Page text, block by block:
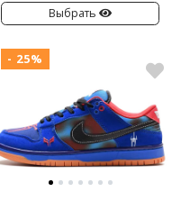
Выбрать
- 25%